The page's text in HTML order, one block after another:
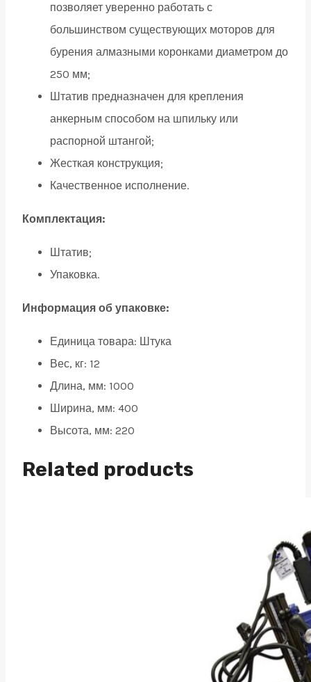
позволяет уверенно работать с
большинством существующих моторов для
бурения алмазными коронками диаметром до
250 мм;
Штатив предназначен для крепления
анкерным способом на шпильку или
распорной штангой;
Жесткая конструкция;
Качественное исполнение.
Комплектация:
Штатив;
Упаковка.
Информация об упаковке:
Единица товара: Штука
Вес, кг: 12
Длина, мм: 1000
Ширина, мм: 400
Высота, мм: 220
Related products